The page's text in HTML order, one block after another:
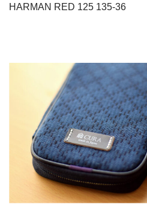
HARMAN RED 125 135-36